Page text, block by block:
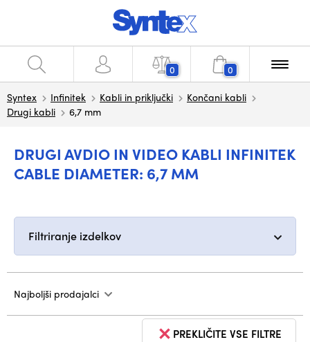
0 0
Syntex Infinitek Kabli in priključki
Končani kabli
Drugi kabli
6,7 mm
DRUGI AVDIO IN VIDEO KABLI INFINITEK
CABLE DIAMETER: 6,7 MM
Filtriranje izdelkov
Najboljši prodajalci
PREKLIČITE VSE FILTRE